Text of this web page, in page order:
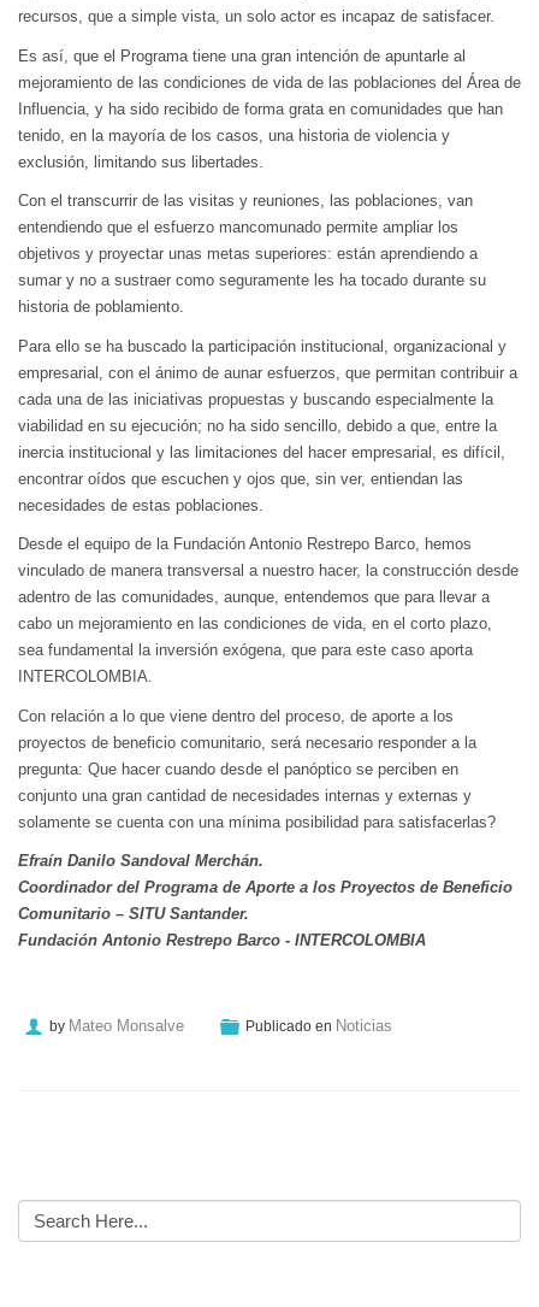
recursos, que a simple vista, un solo actor es incapaz de satisfacer.
Es así, que el Programa tiene una gran intención de apuntarle al
mejoramiento de las condiciones de vida de las poblaciones del Área de
Influencia, y ha sido recibido de forma grata en comunidades que han
tenido, en la mayoría de los casos, una historia de violencia y
exclusión, limitando sus libertades.
Con el transcurrir de las visitas y reuniones, las poblaciones, van
entendiendo que el esfuerzo mancomunado permite ampliar los
objetivos y proyectar unas metas superiores: están aprendiendo a
sumar y no a sustraer como seguramente les ha tocado durante su
historia de poblamiento.
Para ello se ha buscado la participación institucional, organizacional y
empresarial, con el ánimo de aunar esfuerzos, que permitan contribuir a
cada una de las iniciativas propuestas y buscando especialmente la
viabilidad en su ejecución; no ha sido sencillo, debido a que, entre la
inercia institucional y las limitaciones del hacer empresarial, es difícil,
encontrar oídos que escuchen y ojos que, sin ver, entiendan las
necesidades de estas poblaciones.
Desde el equipo de la Fundación Antonio Restrepo Barco, hemos
vinculado de manera transversal a nuestro hacer, la construcción desde
adentro de las comunidades, aunque, entendemos que para llevar a
cabo un mejoramiento en las condiciones de vida, en el corto plazo,
sea fundamental la inversión exógena, que para este caso aporta
INTERCOLOMBIA.
Con relación a lo que viene dentro del proceso, de aporte a los
proyectos de beneficio comunitario, será necesario responder a la
pregunta: Que hacer cuando desde el panóptico se perciben en
conjunto una gran cantidad de necesidades internas y externas y
solamente se cuenta con una mínima posibilidad para satisfacerlas?
Efraín Danilo Sandoval Merchán.
Coordinador del Programa de Aporte a los Proyectos de Beneficio
Comunitario – SITU Santander.
Fundación Antonio Restrepo Barco - INTERCOLOMBIA
by Mateo Monsalve Publicado en Noticias